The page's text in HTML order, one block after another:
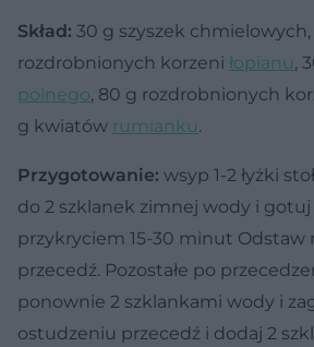
Skład: 30 g szyszek chmielowych,
rozdrobnionych korzeni łopianu,
polnego, 80 g rozdrobnionych
g kwiatów rumianku.
Przygotowanie: wsyp 1-2 łyżki
do 2 szklanek zimnej wody i
przykryciem 15-30 minut Odstaw
przecedź. Pozostałe po
ponownie 2 szklankami wody i
ostudzeniu przecedź i dodaj 2